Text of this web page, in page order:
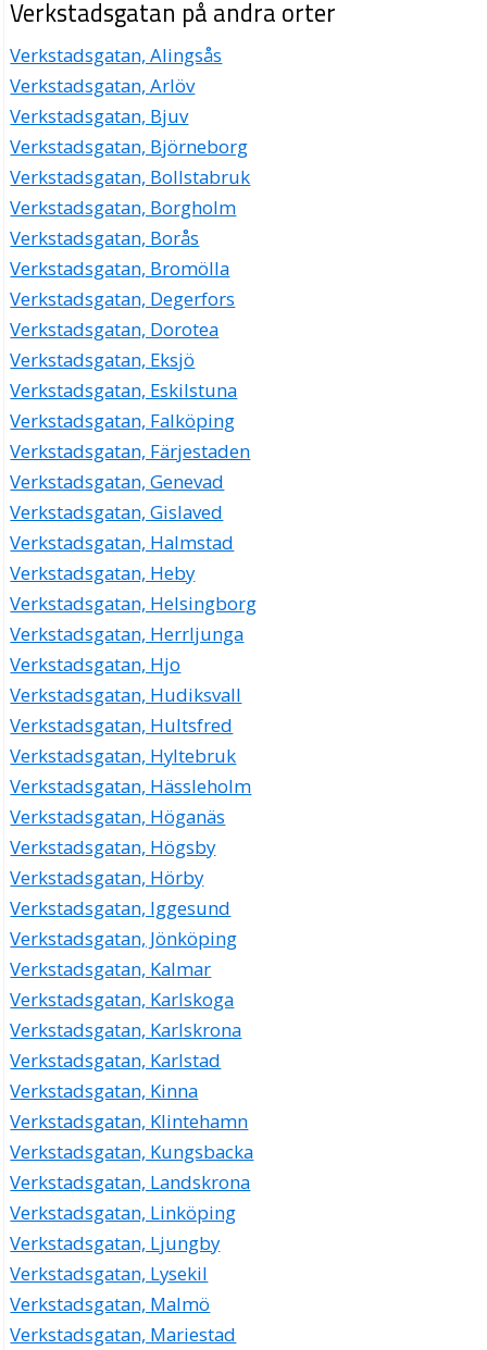
Verkstadsgatan på andra orter
Verkstadsgatan, Alingsås
Verkstadsgatan, Arlöv
Verkstadsgatan, Bjuv
Verkstadsgatan, Björneborg
Verkstadsgatan, Bollstabruk
Verkstadsgatan, Borgholm
Verkstadsgatan, Borås
Verkstadsgatan, Bromölla
Verkstadsgatan, Degerfors
Verkstadsgatan, Dorotea
Verkstadsgatan, Eksjö
Verkstadsgatan, Eskilstuna
Verkstadsgatan, Falköping
Verkstadsgatan, Färjestaden
Verkstadsgatan, Genevad
Verkstadsgatan, Gislaved
Verkstadsgatan, Halmstad
Verkstadsgatan, Heby
Verkstadsgatan, Helsingborg
Verkstadsgatan, Herrljunga
Verkstadsgatan, Hjo
Verkstadsgatan, Hudiksvall
Verkstadsgatan, Hultsfred
Verkstadsgatan, Hyltebruk
Verkstadsgatan, Hässleholm
Verkstadsgatan, Höganäs
Verkstadsgatan, Högsby
Verkstadsgatan, Hörby
Verkstadsgatan, Iggesund
Verkstadsgatan, Jönköping
Verkstadsgatan, Kalmar
Verkstadsgatan, Karlskoga
Verkstadsgatan, Karlskrona
Verkstadsgatan, Karlstad
Verkstadsgatan, Kinna
Verkstadsgatan, Klintehamn
Verkstadsgatan, Kungsbacka
Verkstadsgatan, Landskrona
Verkstadsgatan, Linköping
Verkstadsgatan, Ljungby
Verkstadsgatan, Lysekil
Verkstadsgatan, Malmö
Verkstadsgatan, Mariestad